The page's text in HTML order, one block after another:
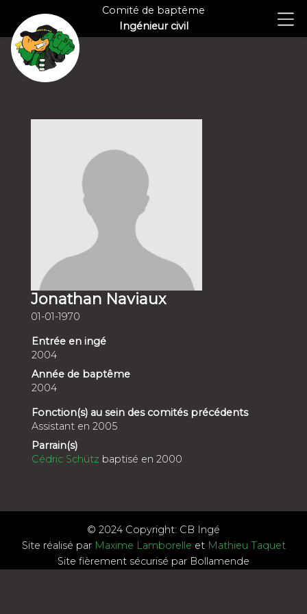
Comité de baptême
Ingénieur civil
Jonathan Naviaux
01-01-1970
Entrée en ingé
2004
Année de baptême
2004
Fonction(s) au sein des comités précédents
Assistant en 2005
Parrain(s)
Cédric Schütz baptisé en 2000
© 2024 Copyright: CB Ingé
Site réalisé par Maxime Lamborelle et Mathieu Taquet
Site fièrement sécurisé par Bollamende